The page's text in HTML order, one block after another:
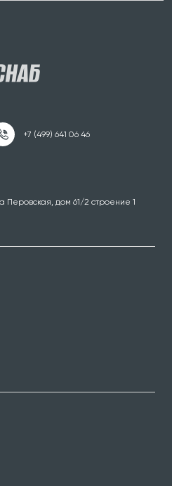
Перовская, дом 61/2 строение 1